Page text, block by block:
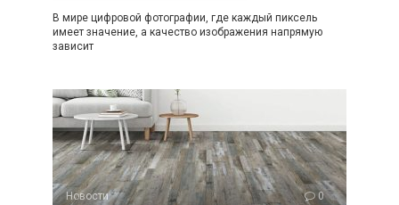
В мире цифровой фотографии, где каждый пиксель
имеет значение, а качество изображения напрямую
зависит
Новости 0